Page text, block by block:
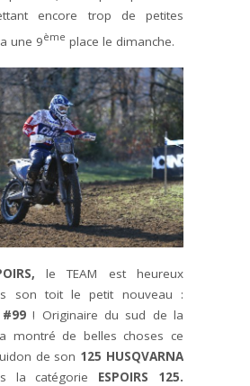
encore trop de petites
une 9ème place le dimanche.
le TEAM est heureux
son toit le petit nouveau :
#99! Originaire du sud de la
montré de belles choses ce
de son 125 HUSQVARNA
la catégorie ESPOIRS 125.